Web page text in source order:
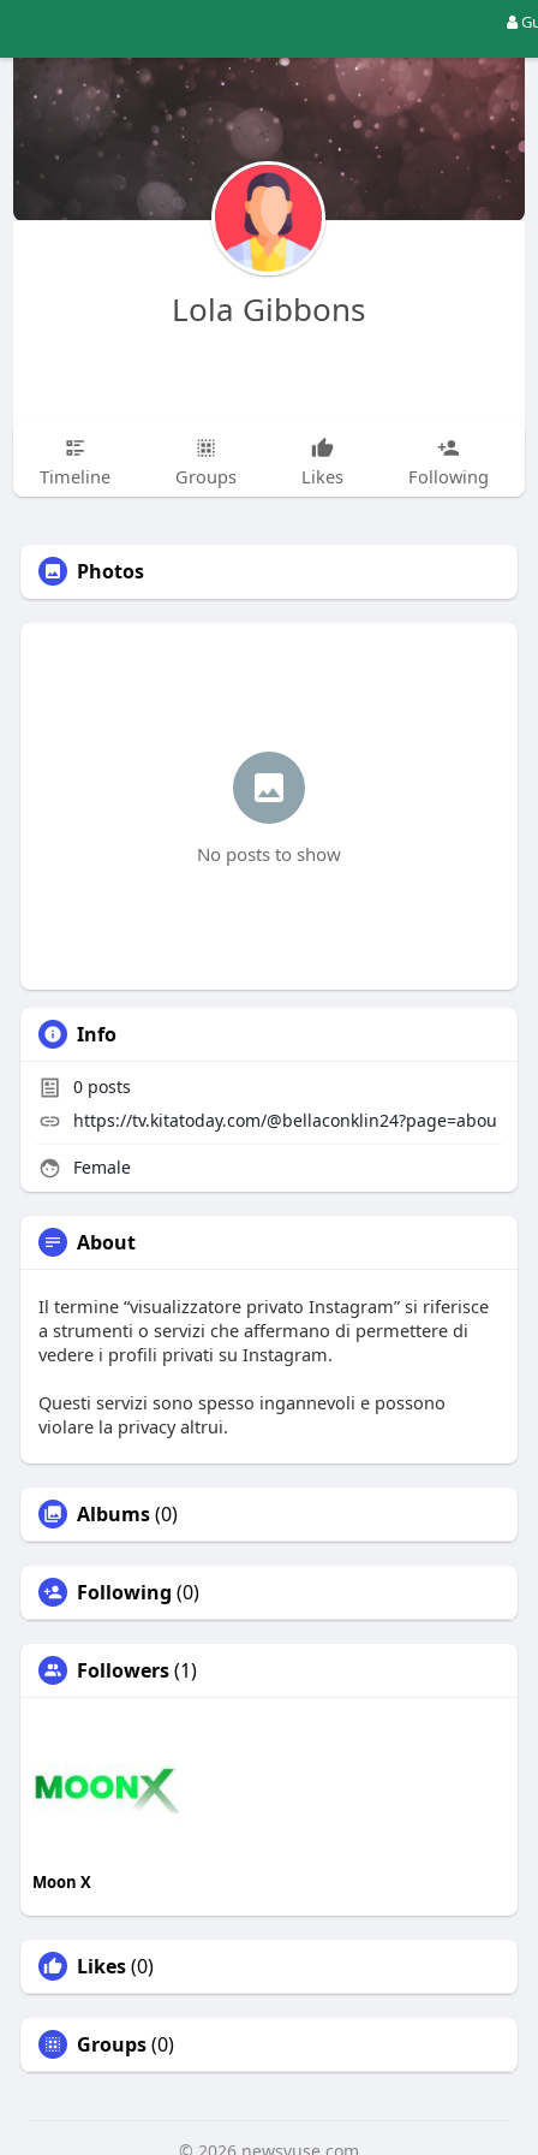
Lola Gibbons
Timeline Groups Likes Following
Photos
No posts to show
Info
0posts
https://tv.kitatoday.com/@bellaconklin24?page=abou
Female
About
Il termine “visualizzatore privato Instagram” si riferisce
a strumenti o servizi che affermano di permettere di
vedere i profili privati su Instagram.
Questi servizi sono spesso ingannevoli e possono
violare la privacy altrui.
Albums(0)
Following (0)
Followers(1)
Moon X
Likes(0)
Groups(0)